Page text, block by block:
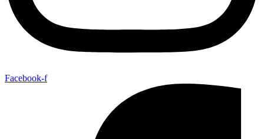
Facebook-f